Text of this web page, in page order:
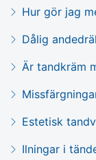
Hur gör jag
Dålig
Är tandkräm
Estetisk
Ilningar i